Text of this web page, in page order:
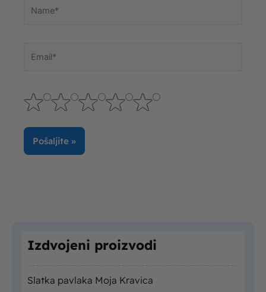
Izdvojeni proizvodi
Slatka pavlaka Moja Kravica